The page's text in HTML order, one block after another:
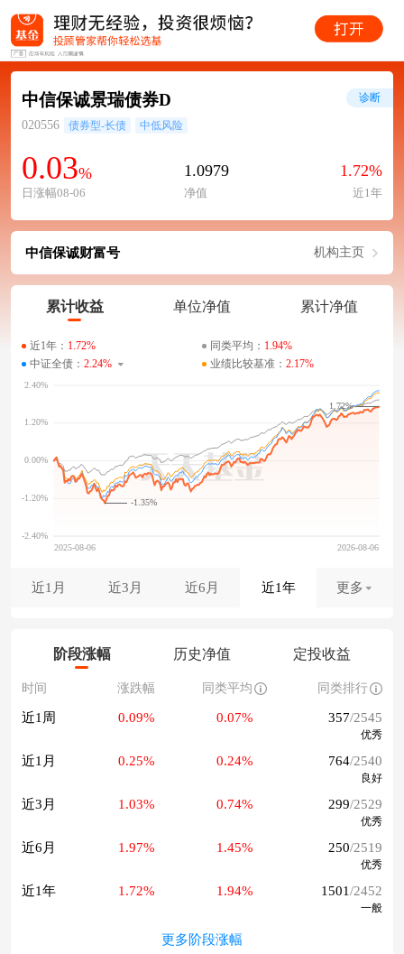
中信保诚景瑞债券D
020556 债券型-长债 中低风险
0.03%
日涨幅08-06
1.0979
净值
1.72%
近1年
诊断
中信保诚财富号 机构主页
累计收益 单位净值 累计净值
近1年： 1.72% 同类平均： 1.94%
中证全债： 2.24% 业绩比较基准： 2.17%
-1.35%
1.72%
近1月 近3月 近6月 近1年 更多
阶段涨幅 历史净值 定投收益
时间 涨跌幅 同类平均 同类排行
近1周 0.09% 0.07% 357/2545
优秀
近1月 0.25% 0.24% 764/2540
良好
近3月 1.03% 0.74% 299/2529
优秀
近6月 1.97% 1.45% 250/2519
优秀
近1年 1.72% 1.94% 1501/2452
一般
更多阶段涨幅